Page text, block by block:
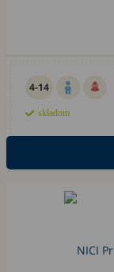
4-14
skladom